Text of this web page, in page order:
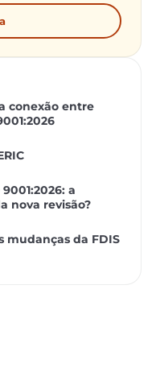
conexão entre
a
nova revisão?
mudanças da FDIS